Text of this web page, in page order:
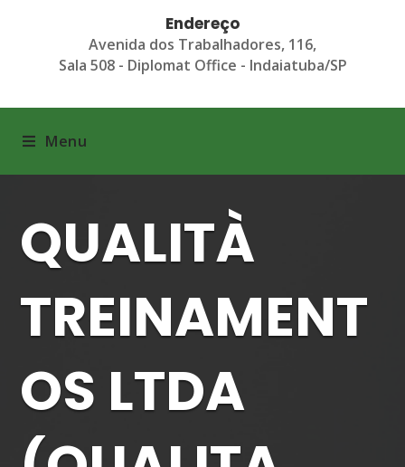
Endereço
Avenida dos Trabalhadores, 116,
Sala 508 - Diplomat Office - Indaiatuba/SP
Menu
QUALITÀ
TREINAMENT
OS LTDA